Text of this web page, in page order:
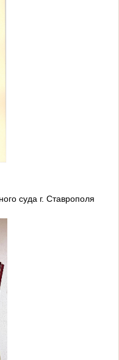
суда г. Ставрополя